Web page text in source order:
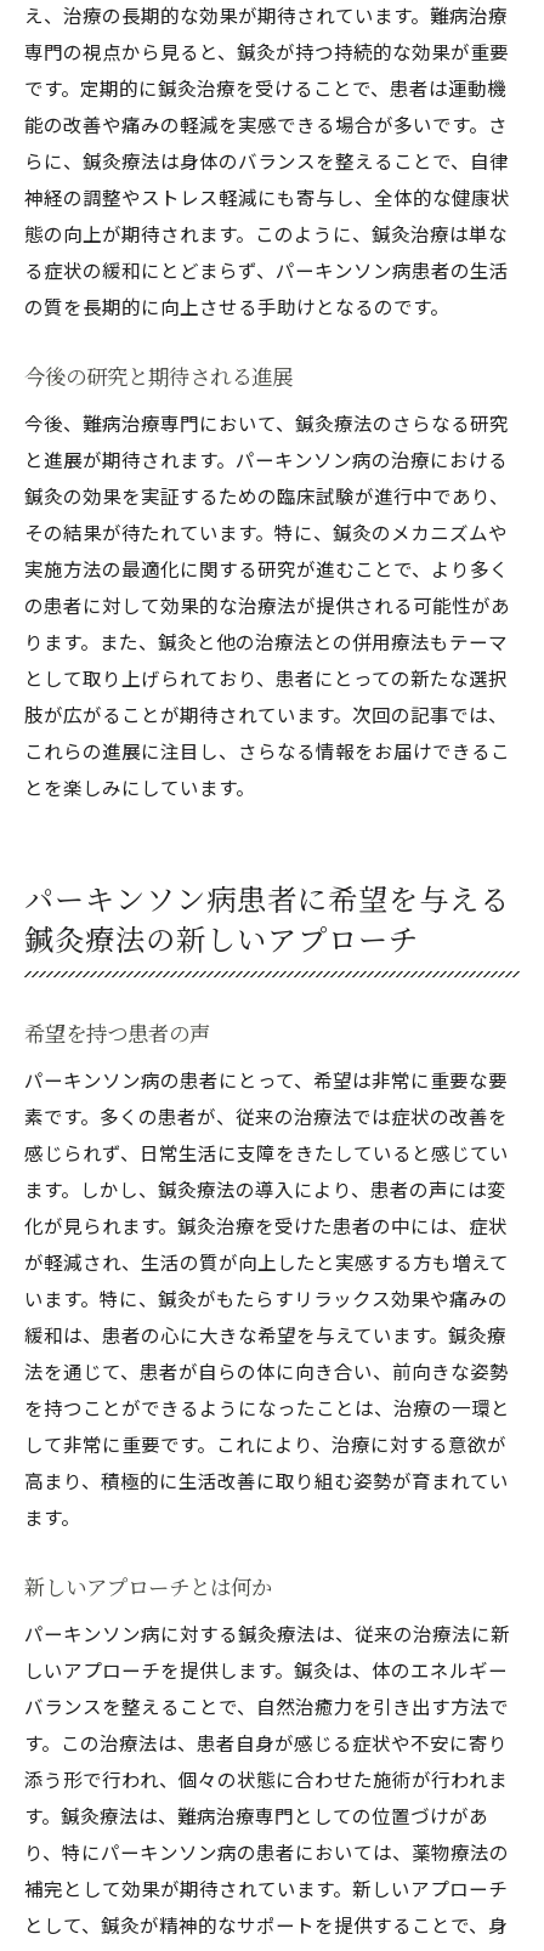
え、治療の長期的な効果が期待されています。難病治療
専門の視点から見ると、鍼灸が持つ持続的な効果が重要
です。定期的に鍼灸治療を受けることで、患者は運動機
能の改善や痛みの軽減を実感できる場合が多いです。さ
らに、鍼灸療法は身体のバランスを整えることで、自律
神経の調整やストレス軽減にも寄与し、全体的な健康状
態の向上が期待されます。このように、鍼灸治療は単な
る症状の緩和にとどまらず、パーキンソン病患者の生活
の質を長期的に向上させる手助けとなるのです。
今後の研究と期待される進展
今後、難病治療専門において、鍼灸療法のさらなる研究
と進展が期待されます。パーキンソン病の治療における
鍼灸の効果を実証するための臨床試験が進行中であり、
その結果が待たれています。特に、鍼灸のメカニズムや
実施方法の最適化に関する研究が進むことで、より多く
の患者に対して効果的な治療法が提供される可能性があ
ります。また、鍼灸と他の治療法との併用療法もテーマ
として取り上げられており、患者にとっての新たな選択
肢が広がることが期待されています。次回の記事では、
これらの進展に注目し、さらなる情報をお届けできるこ
とを楽しみにしています。
パーキンソン病患者に希望を与える
鍼灸療法の新しいアプローチ
希望を持つ患者の声
パーキンソン病の患者にとって、希望は非常に重要な要
素です。多くの患者が、従来の治療法では症状の改善を
感じられず、日常生活に支障をきたしていると感じてい
ます。しかし、鍼灸療法の導入により、患者の声には変
化が見られます。鍼灸治療を受けた患者の中には、症状
が軽減され、生活の質が向上したと実感する方も増えて
います。特に、鍼灸がもたらすリラックス効果や痛みの
緩和は、患者の心に大きな希望を与えています。鍼灸療
法を通じて、患者が自らの体に向き合い、前向きな姿勢
を持つことができるようになったことは、治療の一環と
して非常に重要です。これにより、治療に対する意欲が
高まり、積極的に生活改善に取り組む姿勢が育まれてい
ます。
新しいアプローチとは何か
パーキンソン病に対する鍼灸療法は、従来の治療法に新
しいアプローチを提供します。鍼灸は、体のエネルギー
バランスを整えることで、自然治癒力を引き出す方法で
す。この治療法は、患者自身が感じる症状や不安に寄り
添う形で行われ、個々の状態に合わせた施術が行われま
す。鍼灸療法は、難病治療専門としての位置づけがあ
り、特にパーキンソン病の患者においては、薬物療法の
補完として効果が期待されています。新しいアプローチ
として、鍼灸が精神的なサポートを提供することで、身